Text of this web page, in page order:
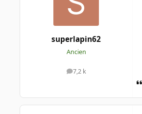
superlapin62
Ancien
7,2 k
messages